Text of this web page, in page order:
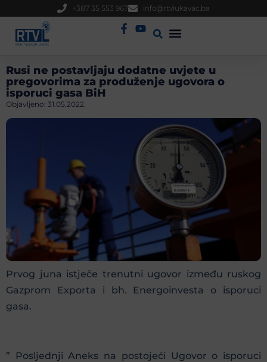
+387 35 553 967 info@rtvlukavac.ba
Rusi ne postavljaju dodatne uvjete u
pregovorima za produženje ugovora o
isporuci gasa BiH
Objavljeno: 31.05.2022.
Prvog juna istječe trenutni ugovor između ruskog
Gazprom Exporta i bh. Energoinvesta o isporuci
gasa.
” Posljednji Aneks na postojeći Ugovor o isporuci